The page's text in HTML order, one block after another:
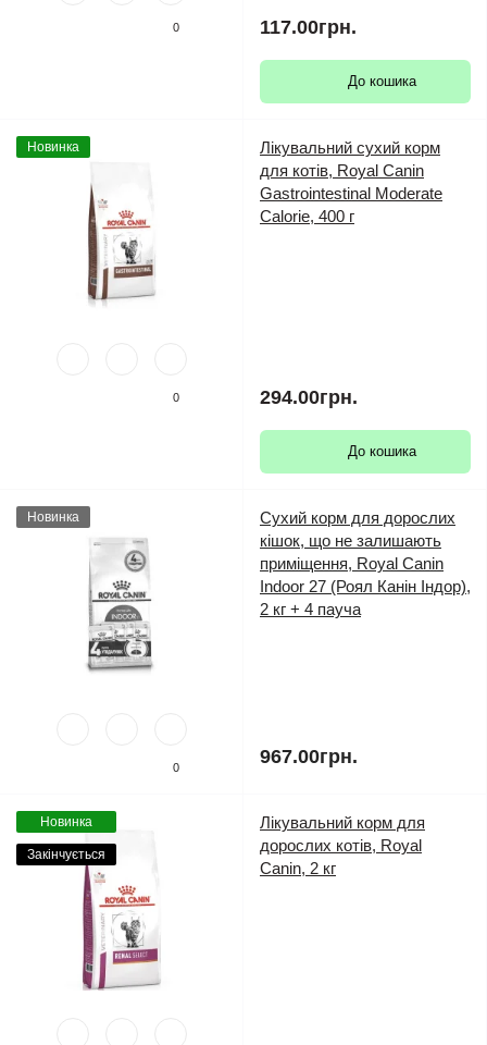
0 117.00грн.
До кошика
Новинка
0
Лікувальний сухий корм
для котів, Royal Canin
Gastrointestinal Moderate
Calorie, 400 г
294.00грн.
До кошика
Новинка
0
Сухий корм для дорослих
кішок, що не залишають
приміщення, Royal Canin
Indoor 27 (Роял Канін Індор),
2 кг + 4 пауча
967.00грн.
Новинка
Закінчується
Лікувальний корм для
дорослих котів, Royal
Canin, 2 кг